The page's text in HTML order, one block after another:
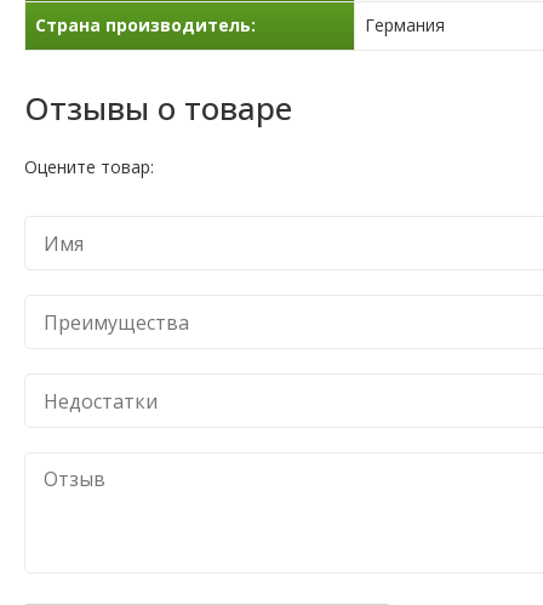
Страна производитель: Германия
Отзывы о товаре
Оцените товар: